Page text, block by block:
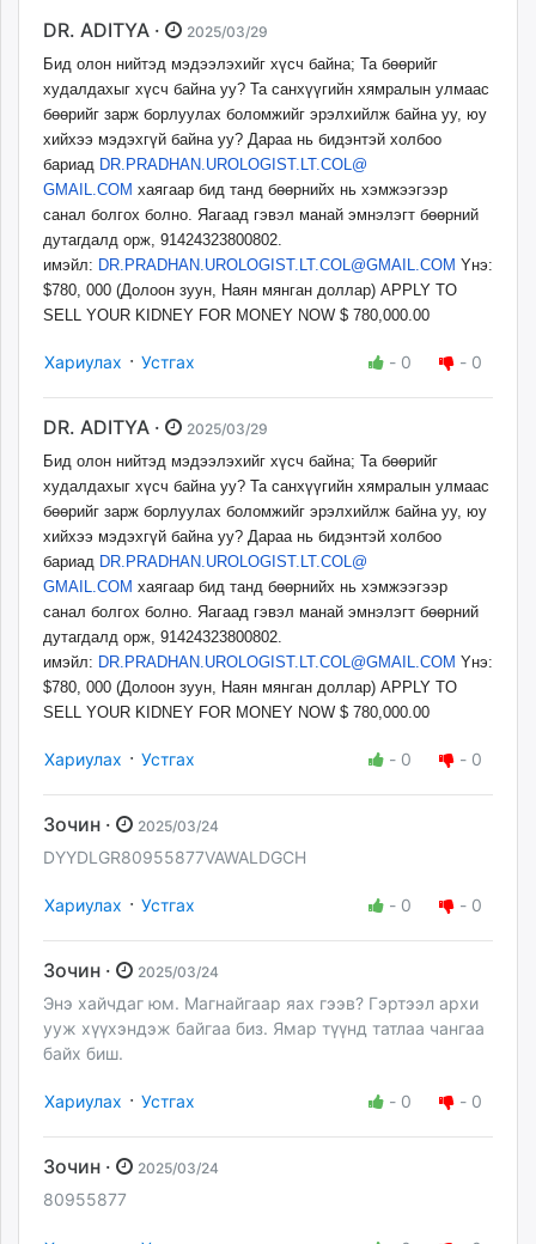
DR. ADITYA ·
2025/03/29
Бид олон нийтэд мэдээлэхийг хүсч байна; Та бөөрийг
худалдахыг хүсч байна уу? Та санхүүгийн хямралын улмаас
бөөрийг зарж борлуулах боломжийг эрэлхийлж байна уу, юу
хийхээ мэдэхгүй байна уу? Дараа нь бидэнтэй холбоо
бариад DR.PRADHAN.UROLOGIST.LT.COL@
GMAIL.COM хаягаар бид танд бөөрнийх нь хэмжээгээр
санал болгох болно. Яагаад гэвэл манай эмнэлэгт бөөрний
дутагдалд орж, 91424323800802.
имэйл: DR.PRADHAN.UROLOGIST.LT.COL@GMAIL.COM Yнэ:
$780, 000 (Долоон зуун, Наян мянган доллар) APPLY TO
SELL YOUR KIDNEY FOR MONEY NOW $ 780,000.00
Хариулах · Устгах - 0 - 0
DR. ADITYA ·
2025/03/29
Бид олон нийтэд мэдээлэхийг хүсч байна; Та бөөрийг
худалдахыг хүсч байна уу? Та санхүүгийн хямралын улмаас
бөөрийг зарж борлуулах боломжийг эрэлхийлж байна уу, юу
хийхээ мэдэхгүй байна уу? Дараа нь бидэнтэй холбоо
бариад DR.PRADHAN.UROLOGIST.LT.COL@
GMAIL.COM хаягаар бид танд бөөрнийх нь хэмжээгээр
санал болгох болно. Яагаад гэвэл манай эмнэлэгт бөөрний
дутагдалд орж, 91424323800802.
имэйл: DR.PRADHAN.UROLOGIST.LT.COL@GMAIL.COM Yнэ:
$780, 000 (Долоон зуун, Наян мянган доллар) APPLY TO
SELL YOUR KIDNEY FOR MONEY NOW $ 780,000.00
Хариулах · Устгах - 0 - 0
Зочин · 2025/03/24
DYYDLGR80955877VAWALDGCH
Хариулах · Устгах - 0 - 0
Зочин · 2025/03/24
Энэ хайчдаг юм. Магнайгаар яах гээв? Гэртээл архи
ууж хүүхэндэж байгаа биз. Ямар түүнд татлаа чангаа
байх биш.
Хариулах · Устгах - 0 - 0
Зочин · 2025/03/24
80955877